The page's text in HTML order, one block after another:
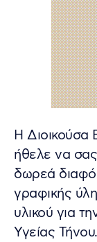
Η Διοικούσα
ήθελε να σας
δωρεά
γραφικής
υλικού για
Υγείας Τήνου.